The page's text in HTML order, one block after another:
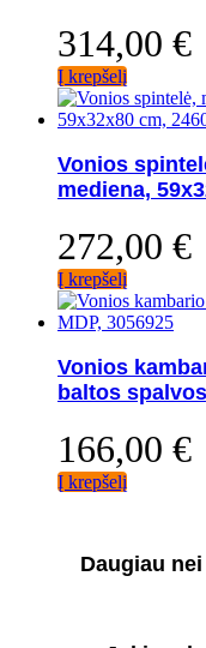
314,00 €
Į krepšelį
Vonios
mediena,
272,00 €
Į krepšelį
Vonios
baltos
166,00 €
Į krepšelį
Daugiau